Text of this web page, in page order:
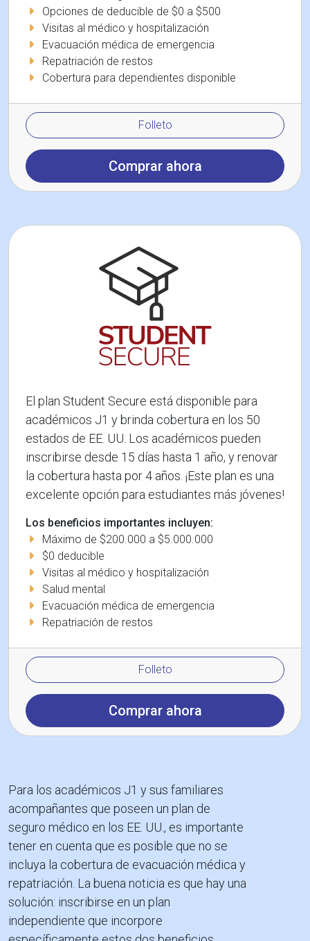
Opciones de deducible de $0 a $500
Visitas al médico y hospitalización
Evacuación médica de emergencia
Repatriación de restos
Cobertura para dependientes disponible
Folleto
Comprar ahora
El plan Student Secure está disponible para
académicos J1 y brinda cobertura en los 50
estados de EE. UU. Los académicos pueden
inscribirse desde 15 días hasta 1 año, y renovar
la cobertura hasta por 4 años. ¡Este plan es una
excelente opción para estudiantes más jóvenes!
Los beneficios importantes incluyen:
Máximo de $200.000 a $5.000.000
$0 deducible
Visitas al médico y hospitalización
Salud mental
Evacuación médica de emergencia
Repatriación de restos
Folleto
Comprar ahora
Para los académicos J1 y sus familiares
acompañantes que poseen un plan de
seguro médico en los EE. UU., es importante
tener en cuenta que es posible que no se
incluya la cobertura de evacuación médica y
repatriación. La buena noticia es que hay una
solución: inscribirse en un plan
independiente que incorpore